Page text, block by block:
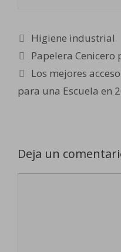
Categorías
Higiene industrial
Papelera
Los mejores
para una Escuela en
Deja un